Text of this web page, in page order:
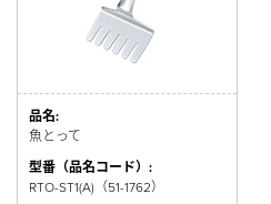
品名:
魚とって
型番（品名コード）:
RTO-ST1(A)（51-1762）